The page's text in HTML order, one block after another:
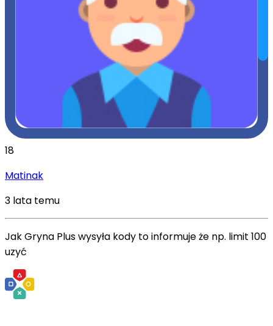
18
Matinak
3 lata temu
Jak Gryna Plus wysyła kody to informuje że np. limit 100
uzyć